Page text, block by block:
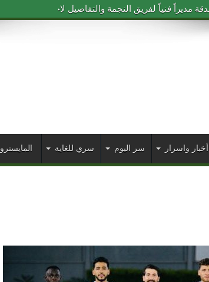
مديراً فنياً لفريق النجمة والتفاصيل لاحقاً
أخبار واسرار سر اليوم سري للغاية المايسترو